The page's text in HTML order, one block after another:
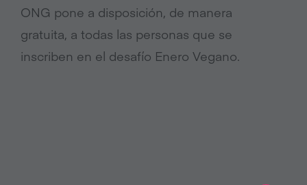
ONG pone a disposición, de manera
gratuita, a todas las personas que se
inscriben en el desafío Enero Vegano.